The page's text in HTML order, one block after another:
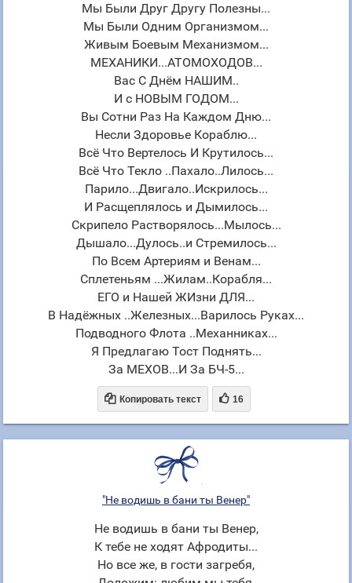
Мы Были Друг Другу Полезны...
Мы Были Одним Организмом...
Живым Боевым Механизмом...
МЕХАНИКИ...АТОМОХОДОВ...
Вас С Днём НАШИМ..
И с НОВЫМ ГОДОМ...
Вы Сотни Раз На Каждом Дню...
Несли Здоровье Кораблю...
Всё Что Вертелось И Крутилось...
Всё Что Текло ..Пахало..Лилось...
Парило...Двигало..Искрилось...
И Расщеплялось и Дымилось...
Скрипело Растворялось...Мылось...
Дышало...Дулось..и Стремилось...
По Всем Артериям и Венам...
Сплетеньям ...Жилам..Корабля...
ЕГО и Нашей ЖИзни ДЛЯ...
В Надёжных ..Железных...Варилось Руках...
Подводного Флота ..Механниках...
Я Предлагаю Тост Поднять...
За МЕХОВ...И За БЧ-5...
 Копировать текст  16
"Не водишь в бани ты Венер"
Не водишь в бани ты Венер,
К тебе не ходят Афродиты...
Но все же, в гости загребя,